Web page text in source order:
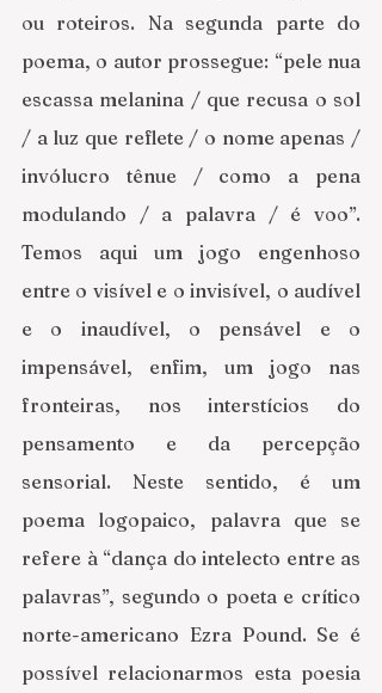
ou roteiros. Na segunda parte do
poema, o autor prossegue: “pele nua
escassa melanina / que recusa o sol
/ a luz que reflete / o nome apenas /
invólucro tênue / como a pena
modulando / a palavra / é voo”.
Temos aqui um jogo engenhoso
entre o visível e o invisível, o audível
e o inaudível, o pensável e o
impensável, enfim, um jogo nas
fronteiras, nos interstícios do
pensamento e da percepção
sensorial. Neste sentido, é um
poema logopaico, palavra que se
refere à “dança do intelecto entre as
palavras”, segundo o poeta e crítico
norte-americano Ezra Pound. Se é
possível relacionarmos esta poesia